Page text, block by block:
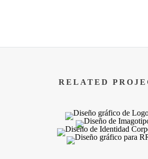
RELATED